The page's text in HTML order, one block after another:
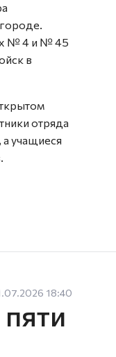
№ 4 и № 45
в
отряда
учащиеся
18:40